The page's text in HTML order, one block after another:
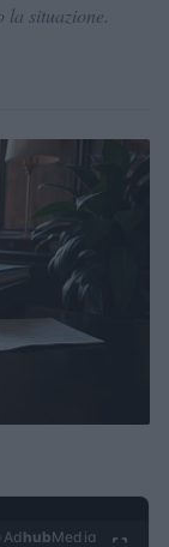
la situazione.
Ad hubMedia